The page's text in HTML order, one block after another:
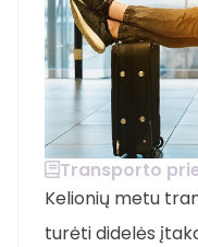
Transporto
Kelionių metu
turėti didelės